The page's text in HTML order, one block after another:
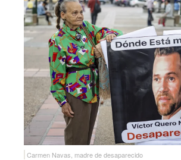
Carmen Navas, madre de desaparecido